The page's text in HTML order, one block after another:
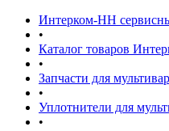
Интерком-НН
•
Каталог товаров
•
Запчасти для
•
Уплотнители для
•